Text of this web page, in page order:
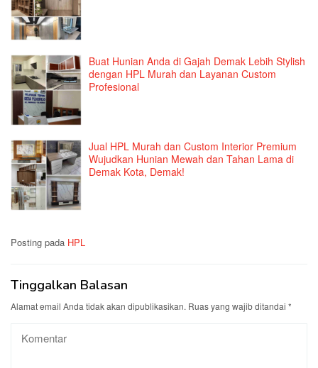
Buat Hunian Anda di Gajah Demak Lebih Stylish
dengan HPL Murah dan Layanan Custom
Profesional
Jual HPL Murah dan Custom Interior Premium
Wujudkan Hunian Mewah dan Tahan Lama di
Demak Kota, Demak!
Posting pada HPL
Tinggalkan Balasan
Alamat email Anda tidak akan dipublikasikan. Ruas yang wajib ditandai *